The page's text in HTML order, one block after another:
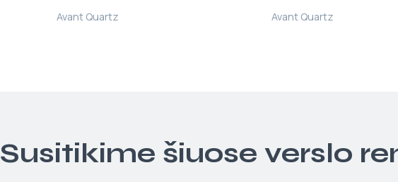
Avant Quartz Avant Quartz
Susitikime šiuose verslo